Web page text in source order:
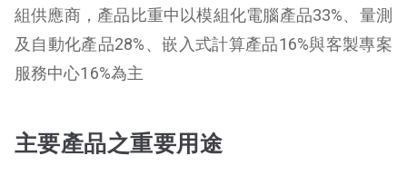
組供應商，產品比重中以模組化電腦產品33%、量測
及自動化產品28%、嵌入式計算產品16%與客製專案
服務中心16%為主
主要產品之重要用途